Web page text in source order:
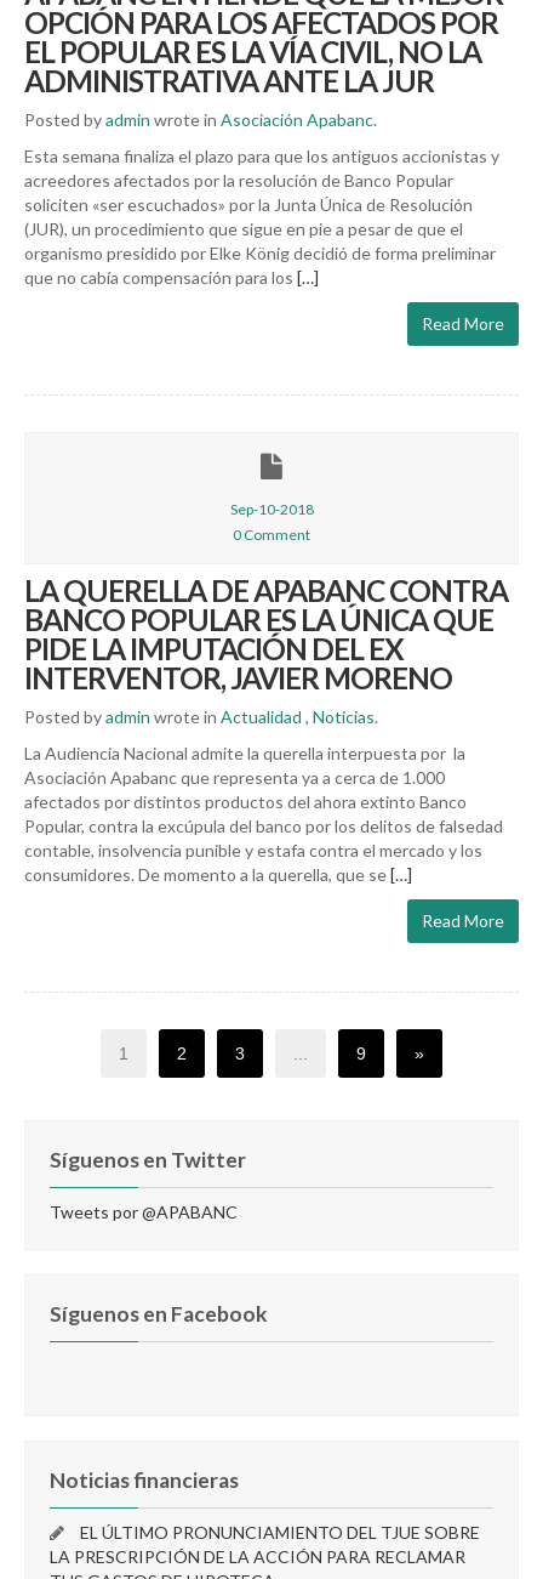
OPCIÓN PARA LOS AFECTADOS POR
EL POPULAR ES LA VÍA CIVIL, NO LA
ADMINISTRATIVA ANTE LA JUR
Posted byadmin wrote in Asociación Apabanc.
Esta semana finaliza el plazo para que los antiguos accionistas y
acreedores afectados por la resolución de Banco Popular
soliciten «ser escuchados» por la Junta Única de Resolución
(JUR), un procedimiento que sigue en pie a pesar de que el
organismo presidido por Elke König decidió de forma preliminar
que no cabía compensación para los […]
Read More
Sep-10-2018
0 Comment
LA QUERELLA DE APABANC CONTRA
BANCO POPULAR ES LA ÚNICA QUE
PIDE LA IMPUTACIÓN DEL EX
INTERVENTOR, JAVIER MORENO
Posted byadmin wrote in Actualidad , Noticias.
La Audiencia Nacional admite la querella interpuesta por la
Asociación Apabanc que representa ya a cerca de 1.000
afectados por distintos productos del ahora extinto Banco
Popular, contra la excúpula del banco por los delitos de falsedad
contable, insolvencia punible y estafa contra el mercado y los
consumidores. De momento a la querella, que se[…]
Read More
1 2 3 9 »
Síguenos en Twitter
Tweets por @APABANC
Síguenos en Facebook
Noticias financieras
EL ÚLTIMO PRONUNCIAMIENTO DEL TJUE SOBRE
LA PRESCRIPCIÓN DE LA ACCIÓN PARA RECLAMAR